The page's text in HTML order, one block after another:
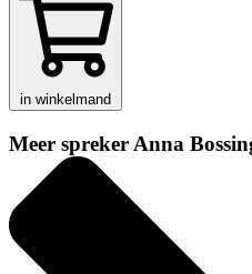
in winkelmand
Meer spreker Anna